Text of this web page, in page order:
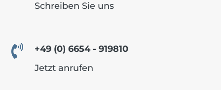
Schreiben Sie uns

+49 (0) 6654 - 919810
Jetzt anrufen